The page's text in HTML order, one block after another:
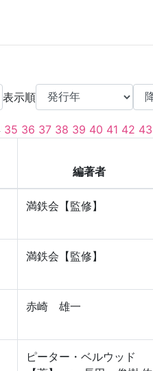
表示順
35 36 37 38 39 40 41 42 43
編著者
満鉄会【監修】
満鉄会【監修】
赤崎 雄一
ピーター・ベルウッド